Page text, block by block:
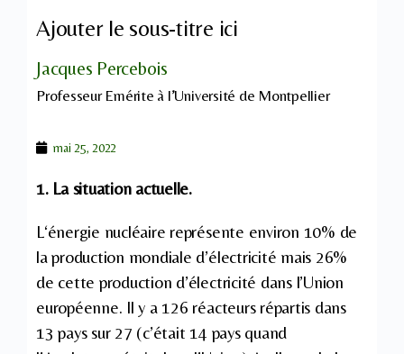
Ajouter le sous-titre ici
Jacques Percebois
Professeur Emérite à l’Université de Montpellier
mai 25, 2022
1. La situation actuelle.
L‘énergie nucléaire représente environ 10% de
la production mondiale d’électricité mais 26%
de cette production d’électricité dans l’Union
européenne. Il y a 126 réacteurs répartis dans
13 pays sur 27 (c’était 14 pays quand